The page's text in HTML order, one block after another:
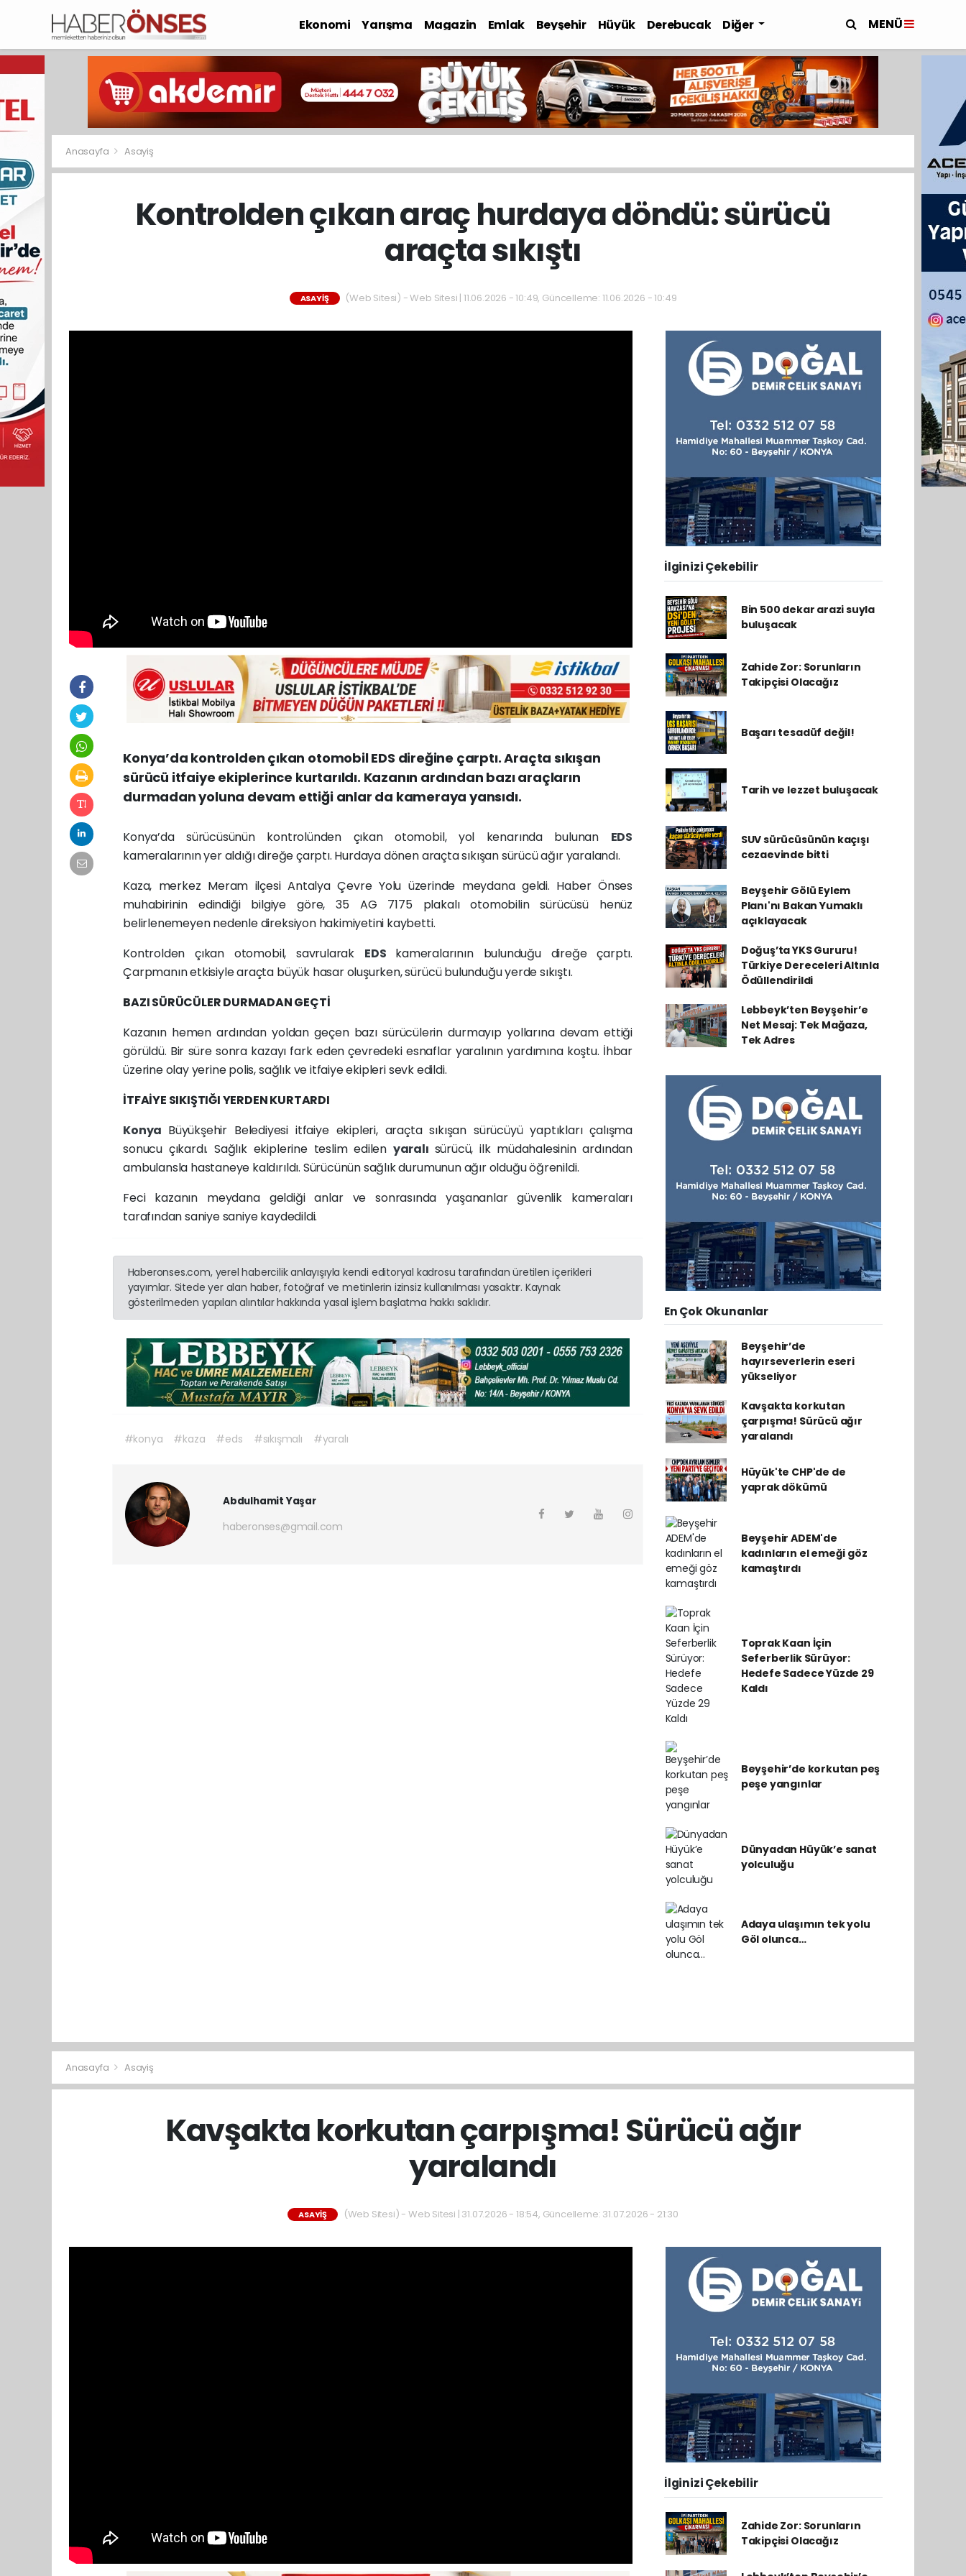
Ekonomi Yarışma Magazin Emlak Beyşehir Hüyük Derebucak Diğer MENÜ
Anasayfa Asayiş
Kontrolden çıkan araç hurdaya döndü: sürücü
araçta sıkıştı
ASAYIŞ (Web Sitesi) - Web Sitesi | 11.06.2026 - 10:49, Güncelleme: 11.06.2026 - 10:49
Konya’da kontrolden çıkan otomobil EDS direğine çarptı. Araçta sıkışan
sürücü itfaiye ekiplerince kurtarıldı. Kazanın ardından bazı araçların
durmadan yoluna devam ettiği anlar da kameraya yansıdı.
Konya’da sürücüsünün kontrolünden çıkan otomobil, yol kenarında bulunan EDS
kameralarının yer aldığı direğe çarptı. Hurdaya dönen araçta sıkışan sürücü ağır yaralandı.
Kaza, merkez Meram ilçesi Antalya Çevre Yolu üzerinde meydana geldi. Haber Önses
muhabirinin edindiği bilgiye göre, 35 AG 7175 plakalı otomobilin sürücüsü henüz
belirlenemeyen nedenle direksiyon hakimiyetini kaybetti.
Kontrolden çıkan otomobil, savrularak EDS kameralarının bulunduğu direğe çarptı.
Çarpmanın etkisiyle araçta büyük hasar oluşurken, sürücü bulunduğu yerde sıkıştı.
BAZI SÜRÜCÜLER DURMADAN GEÇTİ
Kazanın hemen ardından yoldan geçen bazı sürücülerin durmayıp yollarına devam ettiği
görüldü. Bir süre sonra kazayı fark eden çevredeki esnaflar yaralının yardımına koştu. İhbar
üzerine olay yerine polis, sağlık ve itfaiye ekipleri sevk edildi.
İTFAİYE SIKIŞTIĞI YERDEN KURTARDI
Konya Büyükşehir Belediyesi itfaiye ekipleri, araçta sıkışan sürücüyü yaptıkları çalışma
sonucu çıkardı. Sağlık ekiplerine teslim edilen yaralı sürücü, ilk müdahalesinin ardından
ambulansla hastaneye kaldırıldı. Sürücünün sağlık durumunun ağır olduğu öğrenildi.
Feci kazanın meydana geldiği anlar ve sonrasında yaşananlar güvenlik kameraları
tarafından saniye saniye kaydedildi.
Haberonses.com, yerel habercilik anlayışıyla kendi editoryal kadrosu tarafından üretilen içerikleri
yayımlar. Sitede yer alan haber, fotoğraf ve metinlerin izinsiz kullanılması yasaktır. Kaynak
gösterilmeden yapılan alıntılar hakkında yasal işlem başlatma hakkı saklıdır.
#konya #kaza #eds #sıkışmalı #yaralı
Abdulhamit Yaşar
haberonses@gmail.com
İlginizi Çekebilir
Bin 500 dekar arazi suyla
buluşacak
Zahide Zor: Sorunların
Takipçisi Olacağız
Başarı tesadüf değil!
Tarih ve lezzet buluşacak
SUV sürücüsünün kaçışı
cezaevinde bitti
Beyşehir Gölü Eylem
Planı'nı Bakan Yumaklı
açıklayacak
Doğuş’ta YKS Gururu!
Türkiye Dereceleri Altınla
Ödüllendirildi
Lebbeyk’ten Beyşehir’e
Net Mesaj: Tek Mağaza,
Tek Adres
En Çok Okunanlar
Beyşehir’de
hayırseverlerin eseri
yükseliyor
Kavşakta korkutan
çarpışma! Sürücü ağır
yaralandı
Hüyük'te CHP'de de
yaprak dökümü
Beyşehir ADEM'de
kadınların el emeği göz
kamaştırdı
Toprak Kaan İçin
Seferberlik Sürüyor:
Hedefe Sadece Yüzde 29
Kaldı
Beyşehir’de korkutan peş
peşe yangınlar
Dünyadan Hüyük’e sanat
yolculuğu
Adaya ulaşımın tek yolu
Göl olunca…
Anasayfa Asayiş
Kavşakta korkutan çarpışma! Sürücü ağır
yaralandı
ASAYIŞ (Web Sitesi) - Web Sitesi | 31.07.2026 - 18:54, Güncelleme: 31.07.2026 - 21:30
İlginizi Çekebilir
Zahide Zor: Sorunların
Takipçisi Olacağız